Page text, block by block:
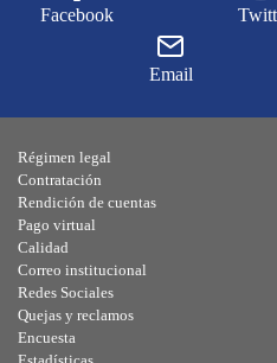
Facebook
Email
Régimen legal
Contratación
Rendición de cuentas
Pago virtual
Calidad
Correo institucional
Redes Sociales
Quejas y reclamos
Encuesta